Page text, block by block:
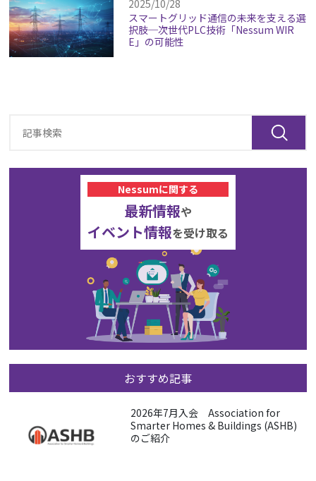
2025/10/28
スマートグリッド通信の未来を支える選
択肢─次世代PLC技術「Nessum WIR
E」の可能性
Nessumに関する
最新情報や
イベント情報を受け取る
おすすめ記事
2026年7月入会 Association for
Smarter Homes & Buildings (ASHB)
のご紹介